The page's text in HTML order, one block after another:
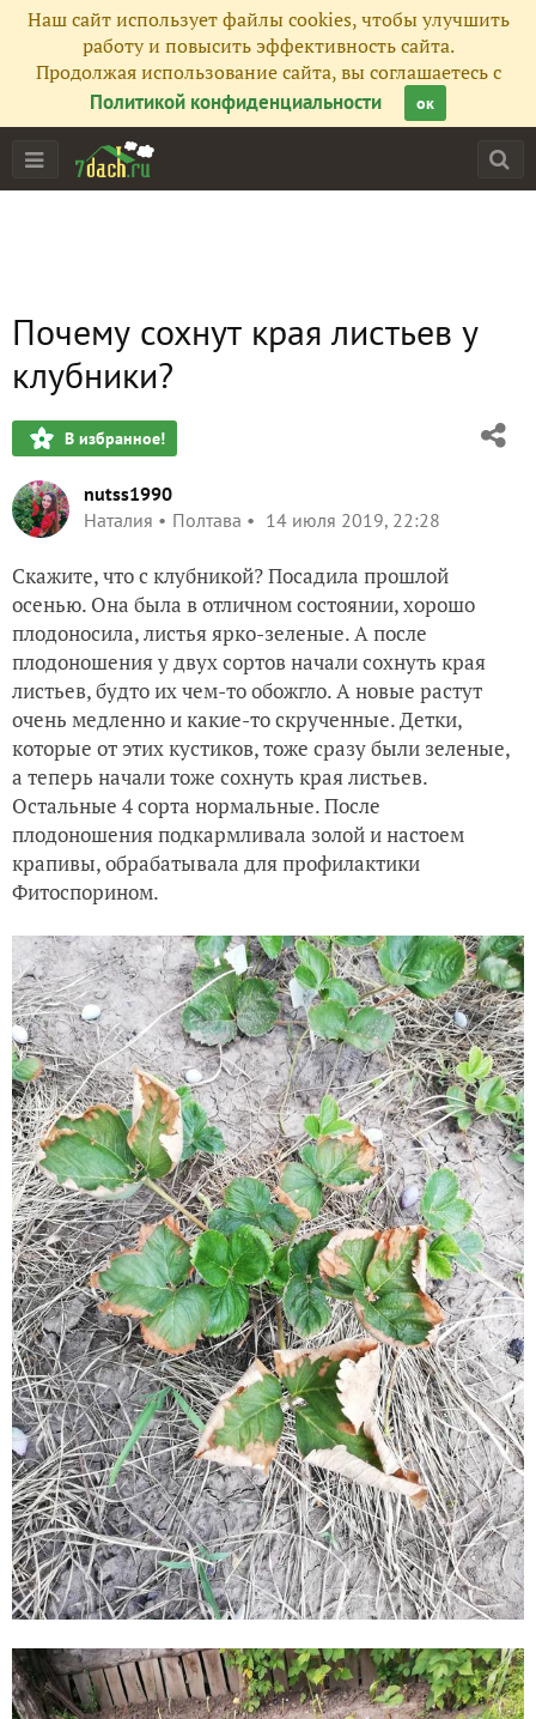
Наш сайт использует файлы cookies, чтобы улучшить
работу и повысить эффективность сайта.
Продолжая использование сайта, вы соглашаетесь с
Политикой конфиденциальности
ок
Почему сохнут края листьев у
клубники?
В избранное!
nutss1990
Наталия
Полтава 14 июля 2019, 22:28
Скажите, что с клубникой? Посадила прошлой
осенью. Она была в отличном состоянии, хорошо
плодоносила, листья ярко-зеленые. А после
плодоношения у двух сортов начали сохнуть края
листьев, будто их чем-то обожгло. А новые растут
очень медленно и какие-то скрученные. Детки,
которые от этих кустиков, тоже сразу были зеленые,
а теперь начали тоже сохнуть края листьев.
Остальные 4 сорта нормальные. После
плодоношения подкармливала золой и настоем
крапивы, обрабатывала для профилактики
Фитоспорином.